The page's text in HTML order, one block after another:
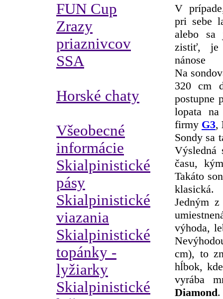
FUN Cup
Zrazy
priaznivcov
SSA
Horské chaty
Všeobecné
informácie
Skialpinistické
pásy
Skialpinistické
viazania
Skialpinistické
topánky -
lyžiarky
Skialpinistické
V
pri sebe
alebo sa
zistiť, je
Na
320 cm
postupne
lopata
firmy G3,
Sondy sa
Výsledná
času,
Takáto
klasická.
Jedným
výhoda,
cm), to
hĺbok,
vyrába
Diamond.